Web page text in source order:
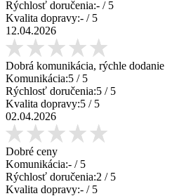
Rýchlosť doručenia:- / 5
Kvalita dopravy:- / 5
12.04.2026
Dobrá komunikácia, rýchle dodanie
Komunikácia:5 / 5
Rýchlosť doručenia:5 / 5
Kvalita dopravy:5 / 5
02.04.2026
Dobré ceny
Komunikácia:- / 5
Rýchlosť doručenia:2 / 5
Kvalita dopravy:- / 5